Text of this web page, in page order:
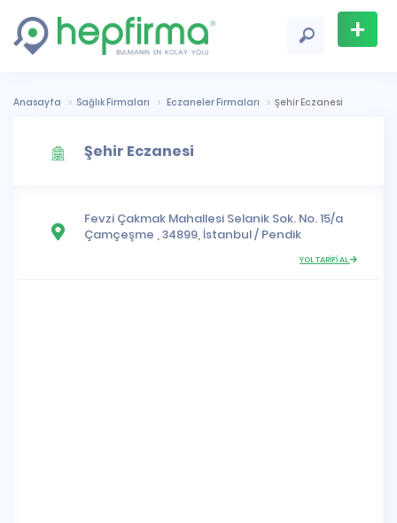
+
Anasayfa Sağlık Firmaları Eczaneler Firmaları Şehir Eczanesi
Şehir Eczanesi
Fevzi Çakmak Mahallesi Selanik Sok. No. 15/a
Çamçeşme , 34899, İstanbul/ Pendik
YOL TARİFİ AL